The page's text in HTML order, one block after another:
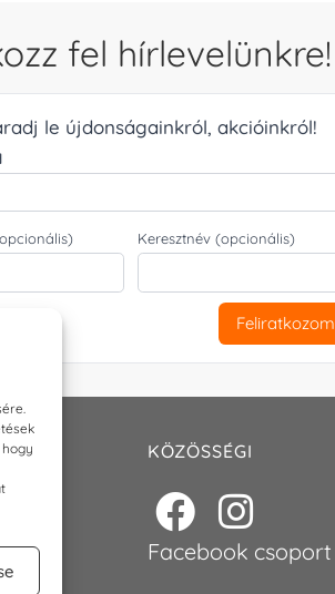
fel hírlevelünkre!
le újdonságainkról, akcióinkról!
Keresztnév (opcionális)
Feliratkozom
KÖZÖSSÉGI
Facebook csoport